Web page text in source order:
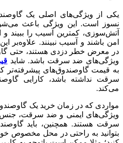
یکی از ویژگی‌های اصلی یک
نسوز است. این ویژگی باعث
آتش‌سوزی، کمترین آسیب را ببیند
امن باشند و آسیب نبینند. علاوه‌بر
در معرض خطر دزدی هستند، حتی
ویژگی‌های ضد سرقت باشد. شاید
به قیمت گاوصندوق‌های پیشرفته‌تر
سرقت نداشته باشد، کارایی
می‌کند.
مواردی که در زمان خرید یک
ویژگی‌های ایمنی و ضد سرقت،
سرقت هستند. همچنین، باید
بتوانید به راحتی در محل مخصوص